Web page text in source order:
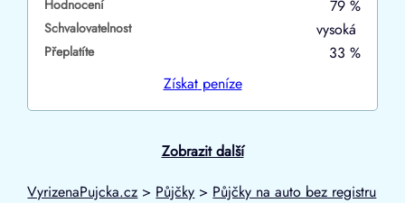
Hodnocení 79 %
Schvalovatelnost vysoká
Přeplatíte
33 %
Získatpeníze
Zobrazit další
VyrizenaPujcka.cz > Půjčky > Půjčky na auto bez registru